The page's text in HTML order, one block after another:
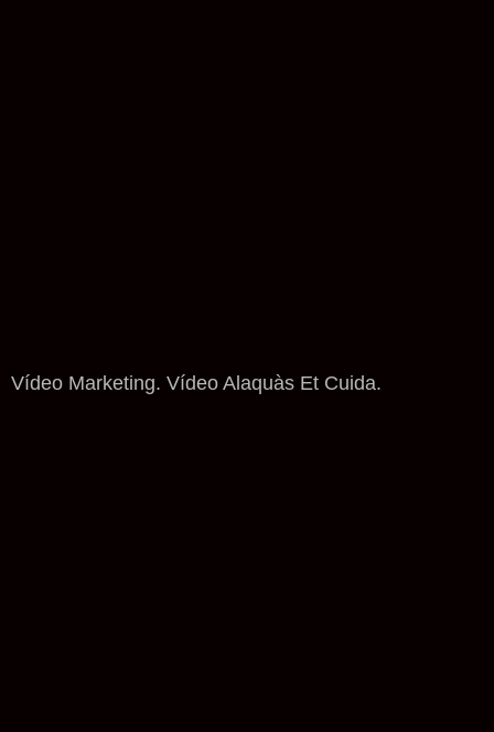
Vídeo Marketing. Vídeo Alaquàs Et Cuida.